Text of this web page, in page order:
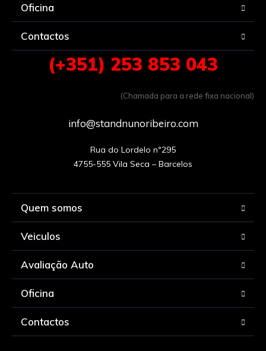
Oficina
Contactos
(+351) 253 853 043
(Chamada para a rede fixa nacional)
info@standnunoribeiro.com
Rua do Lordelo nº295
Quem somos
Veiculos
Avaliação Auto
Oficina
Contactos